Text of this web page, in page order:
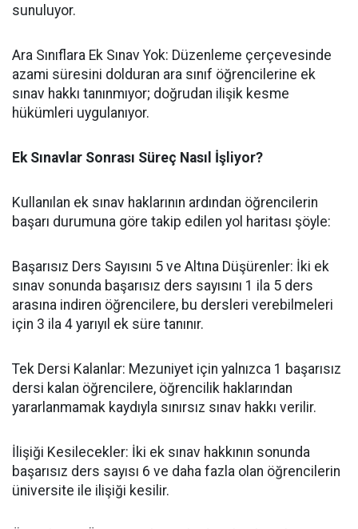
sunuluyor.
​Ara Sınıflara Ek Sınav Yok: Düzenleme çerçevesinde
azami süresini dolduran ara sınıf öğrencilerine ek
sınav hakkı tanınmıyor; doğrudan ilişik kesme
hükümleri uygulanıyor.
Ek Sınavlar Sonrası Süreç Nasıl İşliyor?
​Kullanılan ek sınav haklarının ardından öğrencilerin
başarı durumuna göre takip edilen yol haritası şöyle:
​Başarısız Ders Sayısını 5 ve Altına Düşürenler: İki ek
sınav sonunda başarısız ders sayısını 1 ila 5 ders
arasına indiren öğrencilere, bu dersleri verebilmeleri
için 3 ila 4 yarıyıl ek süre tanınır.
​Tek Dersi Kalanlar: Mezuniyet için yalnızca 1 başarısız
dersi kalan öğrencilere, öğrencilik haklarından
yararlanmamak kaydıyla sınırsız sınav hakkı verilir.
​İlişiği Kesilecekler: İki ek sınav hakkının sonunda
başarısız ders sayısı 6 ve daha fazla olan öğrencilerin
üniversite ile ilişiği kesilir.